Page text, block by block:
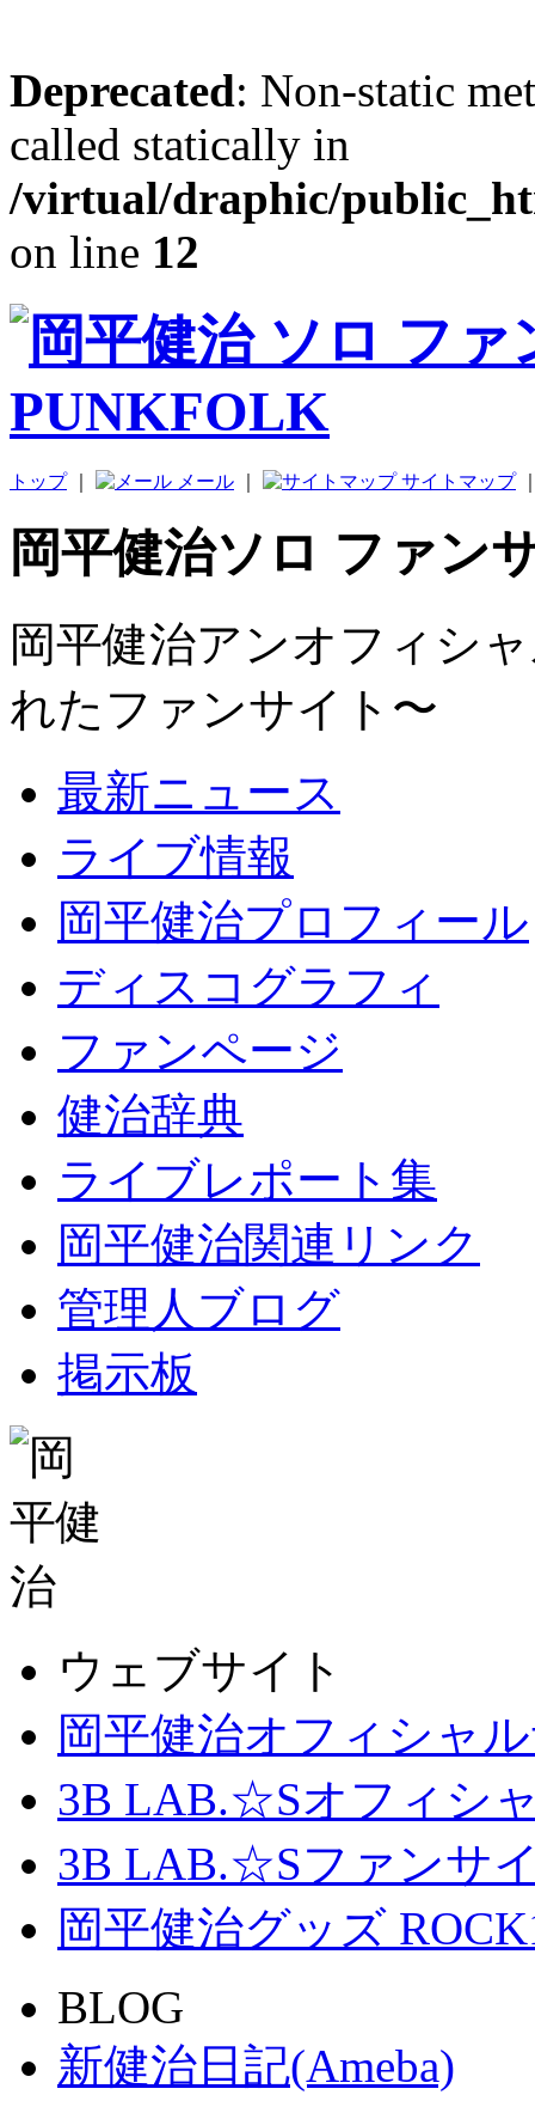
Deprecated: Non-static
called statically in
/virtual/draphic/
on line 12
トップ｜ メール サイトマップ
岡平健治ソロ ファン
岡平健治アンオフィシ
れたファンサイト〜
最新ニュース
ライブ情報
岡平健治プロフィール
ディスコグラフィ
ファンページ
健治辞典
ライブレポート集
岡平健治関連リンク
管理人ブログ
掲示板
ウェブサイト
岡平健治オフィシャ
3B LAB.☆Sオフィシ
3B LAB.☆Sファンサイ
岡平健治グッズ
BLOG
新健治日記(Ameba)